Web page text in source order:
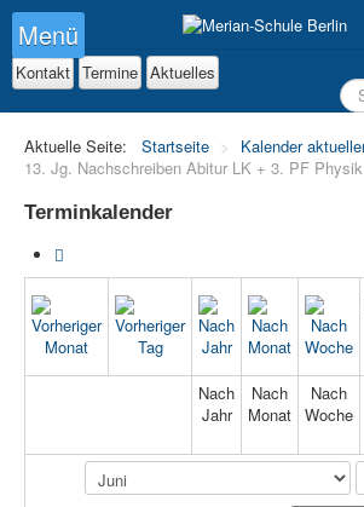
Kontakt Termine Aktuelles
Menü
Aktuelle Seite: Startseite > Kalender
13. Jg. Nachschreiben Abitur LK + 3. PF Physik
Terminkalender
Nach
Jahr
Nach
Monat
Nach
Woche